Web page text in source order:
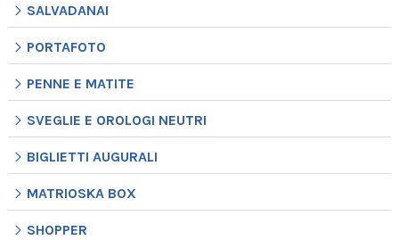
SALVADANAI
PORTAFOTO
PENNE E MATITE
SVEGLIE E OROLOGI NEUTRI
BIGLIETTI AUGURALI
MATRIOSKA BOX
SHOPPER